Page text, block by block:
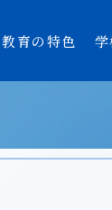
教育の特色